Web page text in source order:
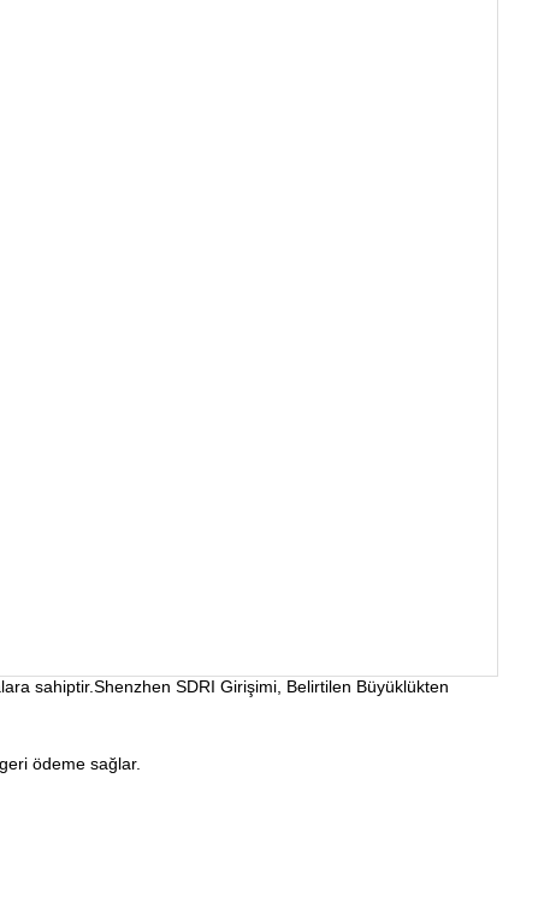
sahiptir.Shenzhen SDRI Girişimi, Belirtilen Büyüklükten
ödeme sağlar.